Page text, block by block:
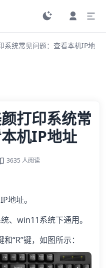
系统常见问题：查看本机IP地
打印系统常
机IP地址
3635 人阅读
地址。
、win11系统下通用。
“R”键，如图所示：